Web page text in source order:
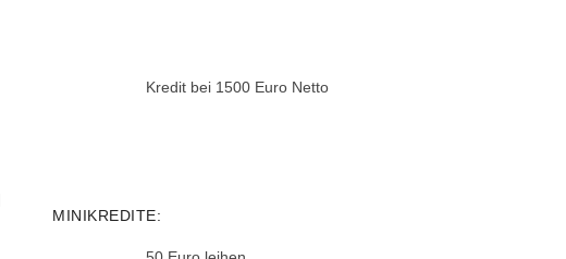
Kredit bei 1500 Euro Netto
MINIKREDITE: